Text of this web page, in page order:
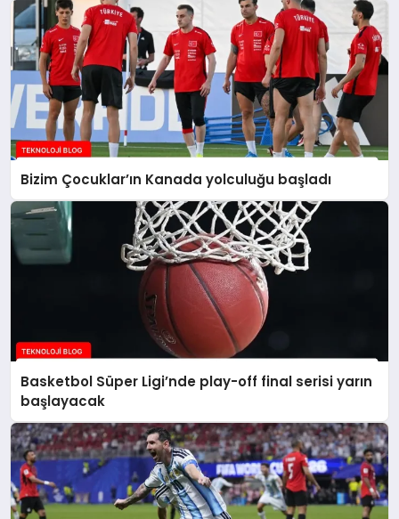
Bizim Çocuklar’ın Kanada yolculuğu başladı
Basketbol Süper Ligi’nde play-off final serisi yarın
başlayacak